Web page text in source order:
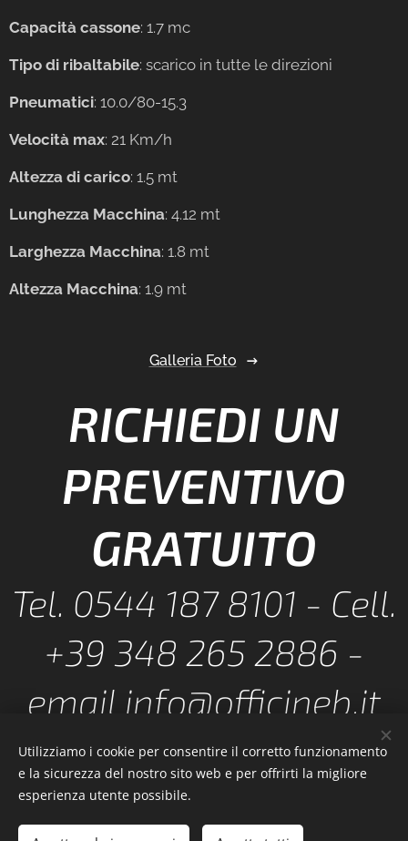
Capacità cassone: 1.7 mc
Tipo di ribaltabile: scarico in tutte le direzioni
Pneumatici: 10.0/80-15.3
Velocità max: 21 Km/h
Altezza di carico: 1.5 mt
Lunghezza Macchina: 4.12 mt
Larghezza Macchina: 1.8 mt
Altezza Macchina: 1.9 mt
Galleria Foto
RICHIEDI UN
PREVENTIVO
GRATUITO
Tel. 0544 187 8101 - Cell.
+39 348 265 2886 -
email info@officineb.it
Produzione, 16 - 48125 RAVENNA (RA) Tel. 0544 1878101 - Mobile:
Utilizziamo i cookie per consentire il corretto funzionamento
e la sicurezza del nostro sito web e per offrirti la migliore
esperienza utente possibile.